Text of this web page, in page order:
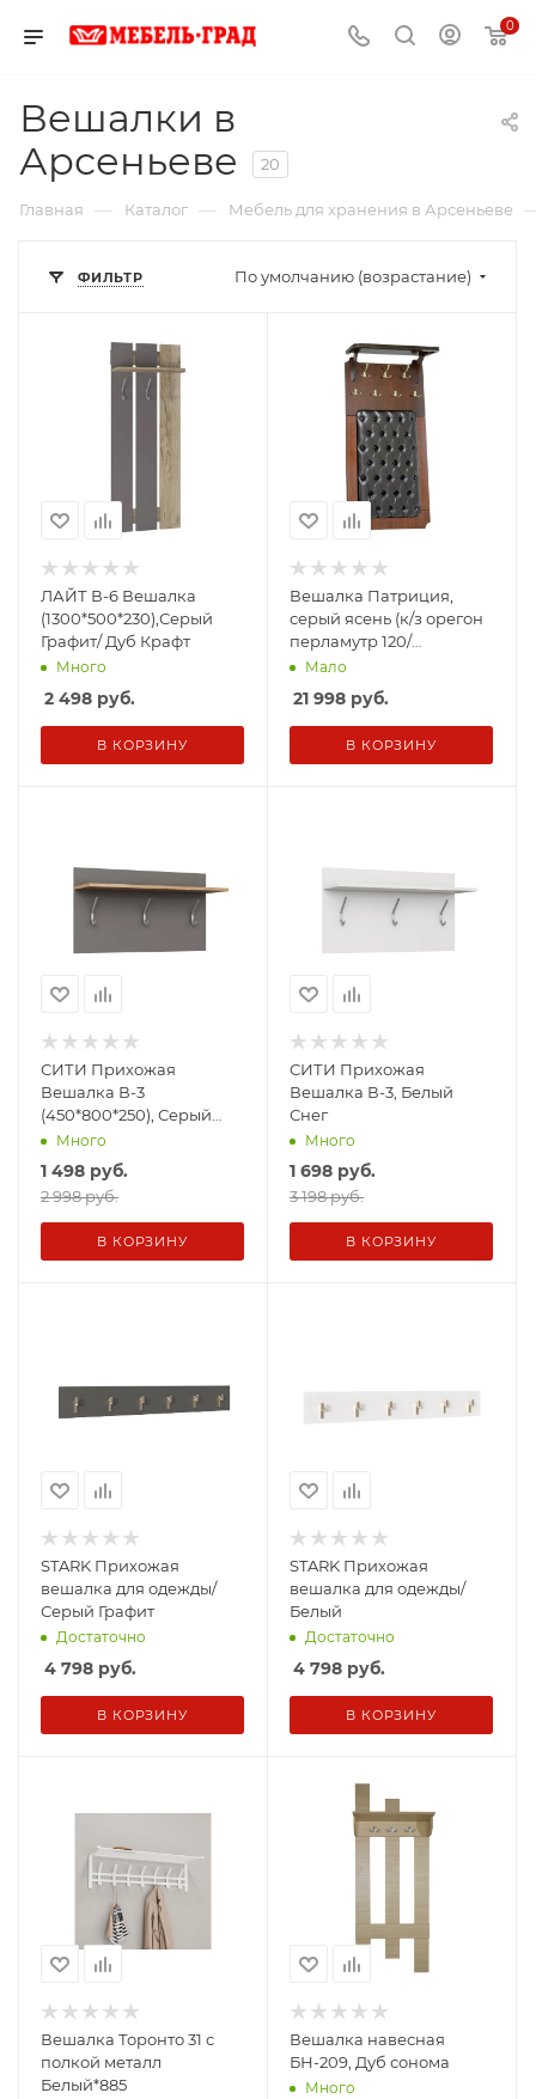
0
Вешалки в
Арсеньеве
20
Главная — Каталог — Мебель для хранения в Арсеньеве
ФИЛЬТР По умолчанию (возрастание)
ЛАЙТ В-6 Вешалка
(1300*500*230),Серый
Графит/ Дуб Крафт
Много
2 498 руб.
В КОРЗИНУ
Вешалка Патриция,
серый ясень (к/з орегон
перламутр 120/
Коричневый)
Мало
21 998 руб.
В КОРЗИНУ
СИТИ Прихожая
Вешалка В-3
(450*800*250), Серый
Графит/корпус Дуб
Крафт Золотой
Много
1 498 руб.
2 998 руб.
В КОРЗИНУ
СИТИ Прихожая
Вешалка В-3, Белый
Снег
Много
1 698 руб.
3 198 руб.
В КОРЗИНУ
STARK Прихожая
вешалка для одежды/
Серый Графит
Достаточно
4 798 руб.
В КОРЗИНУ
STARK Прихожая
вешалка для одежды/
Белый
Достаточно
4 798 руб.
В КОРЗИНУ
Вешалка Торонто 31 с
полкой металл
Белый*885
Вешалка навесная
БН-209, Дуб сонома
Много